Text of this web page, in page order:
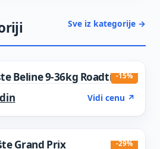
Sve iz kategorije →
-15%
Beline 9-36kg Roadtrip
price was: 11.406 din.
dinCurrent price is: 9.695 din.
Vidi cenu ↗
-29%
Grand Prix